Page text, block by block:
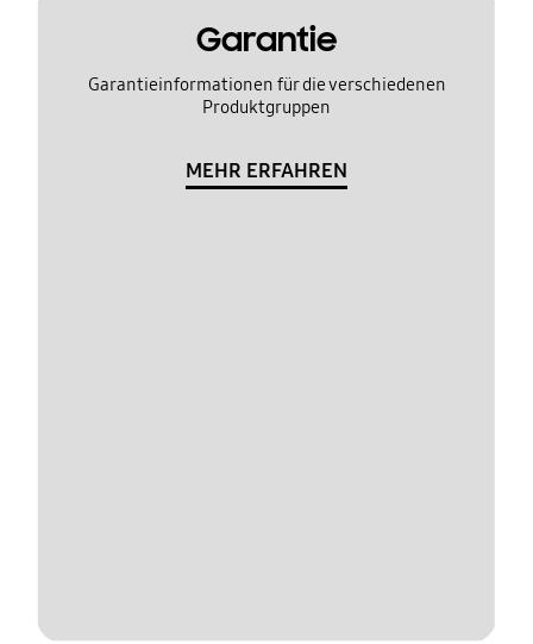
Garantie
Garantieinformationen für die verschiedenen
Produktgruppen
MEHR ERFAHREN